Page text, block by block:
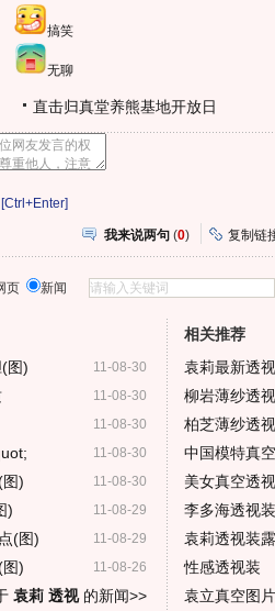
搞笑
无聊
直击归真堂养熊基地开放日
[Ctrl+Enter]
我来说两句 (0) 复制链
页 新闻
11-08-30
图)
11-08-30
11-08-30
11-08-30
11-08-30
)
11-08-29
)
11-08-29
(图)
11-08-26
)
袁莉 透视的新闻>>
相关推荐
袁莉最新透
柳岩薄纱透
柏芝薄纱透
中国模特真
美女真空透
李多海透视
袁莉透视装
性感透视装
袁立真空图片